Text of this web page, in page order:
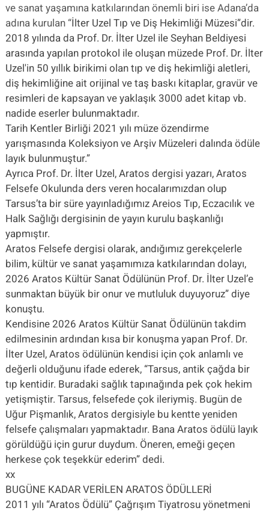
ve sanat yaşamına katkılarından önemli biri ise Adana’da
adına kurulan “İlter Uzel Tıp ve Diş Hekimliği Müzesi”dir.
2018 yılında da Prof. Dr. İlter Uzel ile Seyhan Beldiyesi
arasında yapılan protokol ile oluşan müzede Prof. Dr. İlter
Uzel'in 50 yıllık birikimi olan tıp ve diş hekimliği aletleri,
diş hekimliğine ait orijinal ve taş baskı kitaplar, gravür ve
resimleri de kapsayan ve yaklaşık 3000 adet kitap vb.
nadide eserler bulunmaktadır.
Tarih Kentler Birliği 2021 yılı müze özendirme
yarışmasında Koleksiyon ve Arşiv Müzeleri dalında ödüle
layık bulunmuştur.”
Ayrıca Prof. Dr. İlter Uzel, Aratos dergisi yazarı, Aratos
Felsefe Okulunda ders veren hocalarımızdan olup
Tarsus’ta bir süre yayınladığımız Areios Tıp, Eczacılık ve
Halk Sağlığı dergisinin de yayın kurulu başkanlığı
yapmıştır.
Aratos Felsefe dergisi olarak, andığımız gerekçelerle
bilim, kültür ve sanat yaşamımıza katkılarından dolayı,
2026 Aratos Kültür Sanat Ödülünün Prof. Dr. İlter Uzel’e
sunmaktan büyük bir onur ve mutluluk duyuyoruz” diye
konuştu.
Kendisine 2026 Aratos Kültür Sanat Ödülünün takdim
edilmesinin ardından kısa bir konuşma yapan Prof. Dr.
İlter Uzel, Aratos ödülünün kendisi için çok anlamlı ve
değerli olduğunu ifade ederek, “Tarsus, antik çağda bir
tıp kentidir. Buradaki sağlık tapınağında pek çok hekim
yetişmiştir. Tarsus, felsefede çok ileriymiş. Bugün de
Uğur Pişmanlık, Aratos dergisiyle bu kentte yeniden
felsefe çalışmaları yapmaktadır. Bana Aratos ödülü layık
görüldüğü için gurur duydum. Öneren, emeği geçen
herkese çok teşekkür ederim” dedi.
xx
BUGÜNE KADAR VERİLEN ARATOS ÖDÜLLERİ
2011 yılı “Aratos Ödülü” Çağrışım Tiyatrosu yönetmeni